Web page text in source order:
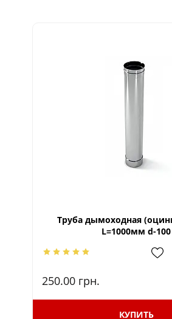
Труба дымоходная
L=1000мм d-100
250.00 грн.
КУПИТЬ